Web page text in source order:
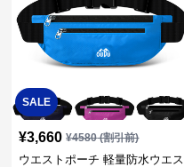
SALE
¥3,660 ¥4580(割引前)
ウエストポーチ 軽量防水ウエス